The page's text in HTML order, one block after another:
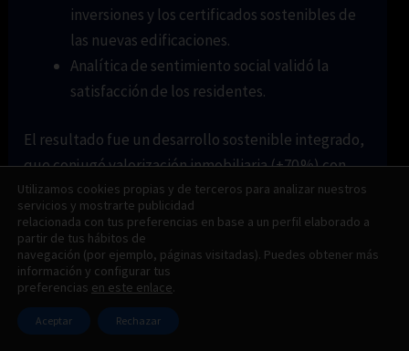
inversiones y los certificados sostenibles de
las nuevas edificaciones.
Analítica de sentimiento social validó la
satisfacción de los residentes.
El resultado fue un desarrollo sostenible integrado,
que conjugó valorización inmobiliaria (+70 %) con
aceptación social, gracias a la transparencia
tecnológica y el apoyo ciudadano.
Lecciones clave de estos casos
una herramienta multiplica la fiabilidad del
Utilizamos cookies propias y de terceros para analizar nuestros
servicios y mostrarte publicidad
relacionada con tus preferencias en base a un perfil elaborado a
partir de tus hábitos de
navegación (por ejemplo, páginas visitadas). Puedes obtener más
información y configurar tus
preferencias en este enlace.
Aceptar Rechazar